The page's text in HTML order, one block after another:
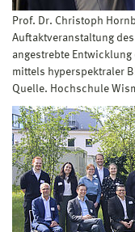
Prof. Dr. Christoph
Auftaktveranstaltung
angestrebte
mittels hyperspektraler
Quelle. Hochschule